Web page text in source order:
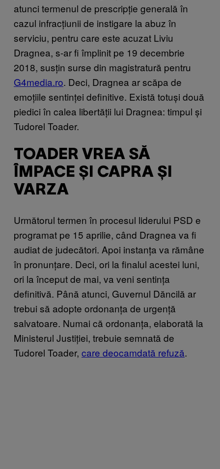
atunci termenul de prescripție generală în
cazul infracțiunii de instigare la abuz în
serviciu, pentru care este acuzat Liviu
Dragnea, s-ar fi împlinit pe 19 decembrie
2018, susțin surse din magistratură pentru
G4media.ro. Deci, Dragnea ar scăpa de
emoțiile sentinței definitive. Există totuși două
piedici în calea libertății lui Dragnea: timpul și
Tudorel Toader.
TOADER VREA SĂ
ÎMPACE ȘI CAPRA ȘI
VARZA
Următorul termen în procesul liderului PSD e
programat pe 15 aprilie, când Dragnea va fi
audiat de judecători. Apoi instanța va rămâne
în pronunțare. Deci, ori la finalul acestei luni,
ori la început de mai, va veni sentința
definitivă. Până atunci, Guvernul Dăncilă ar
trebui să adopte ordonanța de urgență
salvatoare. Numai că ordonanța, elaborată la
Ministerul Justiției, trebuie semnată de
Tudorel Toader, care deocamdată refuză.